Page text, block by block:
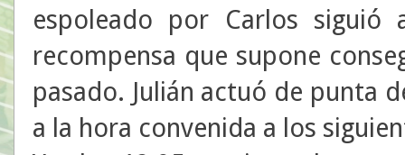
espoleado por Carlos
recompensa que supone
pasado. Julián actuó de punta
a la hora convenida a los